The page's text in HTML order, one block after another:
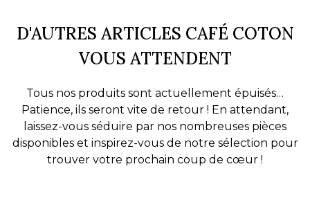
D'AUTRES ARTICLES CAFÉ COTON
VOUS ATTENDENT
Tous nos produits sont actuellement épuisés…
Patience, ils seront vite de retour ! En attendant,
laissez-vous séduire par nos nombreuses pièces
disponibles et inspirez-vous de notre sélection pour
trouver votre prochain coup de cœur !